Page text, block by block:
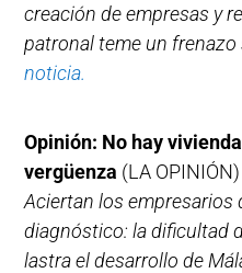
creación de empresas y
patronal teme un frenazo
noticia.
Opinión: No hay
vergüenza (LA OPINIÓN)
Aciertan los empresarios
diagnóstico: la dificultad
lastra el desarrollo de